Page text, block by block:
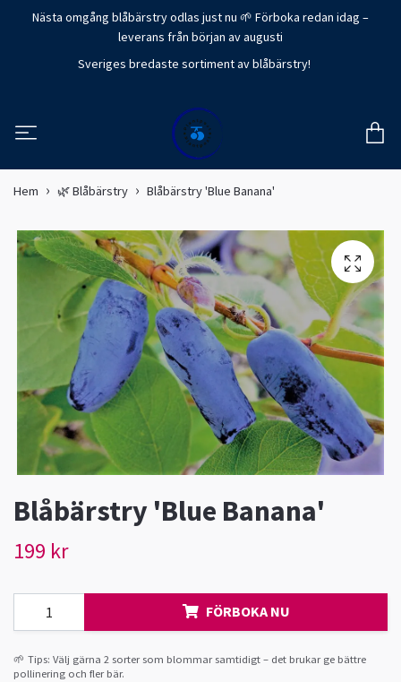
Nästa omgång blåbärstry odlas just nu 🌱 Förboka redan idag –
leverans från början av augusti
Sveriges bredaste sortiment av blåbärstry!
Hem 🌿 Blåbärstry Blåbärstry 'Blue Banana'
Blåbärstry 'Blue Banana'
199 kr
FÖRBOKA NU
🌱 Tips: Välj gärna 2 sorter som blommar samtidigt – det brukar ge bättre
pollinering och fler bär.